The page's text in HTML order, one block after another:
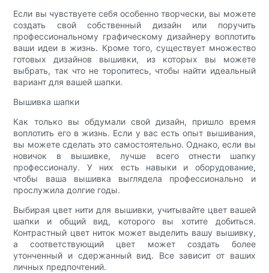
Если вы чувствуете себя особенно творчески, вы можете
создать свой собственный дизайн или поручить
профессиональному графическому дизайнеру воплотить
ваши идеи в жизнь. Кроме того, существует множество
готовых дизайнов вышивки, из которых вы можете
выбрать, так что не торопитесь, чтобы найти идеальный
вариант для вашей шапки.
Вышивка шапки
Как только вы обдумали свой дизайн, пришло время
воплотить его в жизнь. Если у вас есть опыт вышивания,
вы можете сделать это самостоятельно. Однако, если вы
новичок в вышивке, лучше всего отнести шапку
профессионалу. У них есть навыки и оборудование,
чтобы ваша вышивка выглядела профессионально и
прослужила долгие годы.
Выбирая цвет нити для вышивки, учитывайте цвет вашей
шапки и общий вид, которого вы хотите добиться.
Контрастный цвет ниток может выделить вашу вышивку,
а соответствующий цвет может создать более
утонченный и сдержанный вид. Все зависит от ваших
личных предпочтений.